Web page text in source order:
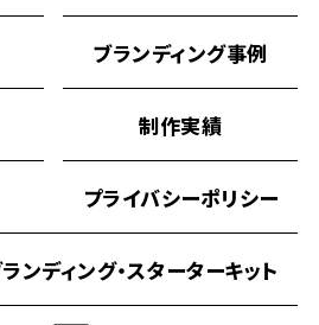
ブランディング事例
制作実績
プライバシーポリシー
ディング・スターターキット